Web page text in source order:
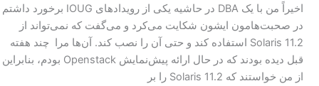
اخیراً من با یک DBA در حاشیه یکی از رویدادهای IOUG برخورد داشتم
در صحبت‌هامون ایشون شکایت می‌کرد و می‌گفت که نمی‌تواند از
Solaris 11.2 استفاده کند و حتی آن را نصب کند. آن‌ها مرا چند هفته
قبل دیده بودند که در حال ارائه پیش‌نمایش Openstack بودم، بنابراین
از من خواستند که Solaris 11.2 را بر